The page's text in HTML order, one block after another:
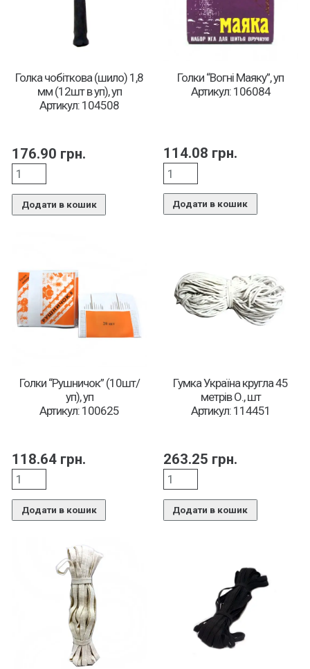
Голка чобіткова (шило) 1,8
мм (12шт в уп), уп
Артикул: 104508
176.90 грн.
Додати в кошик
Голки “Вогні Маяку”, уп
Артикул: 106084
114.08 грн.
Додати в кошик
Голки “Рушничок” (10шт/
уп), уп
Артикул: 100625
118.64 грн.
Додати в кошик
Гумка Україна кругла 45
метрів О., шт
Артикул: 114451
263.25 грн.
Додати в кошик